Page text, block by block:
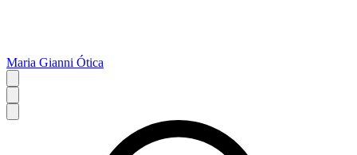
Maria Gianni Ótica